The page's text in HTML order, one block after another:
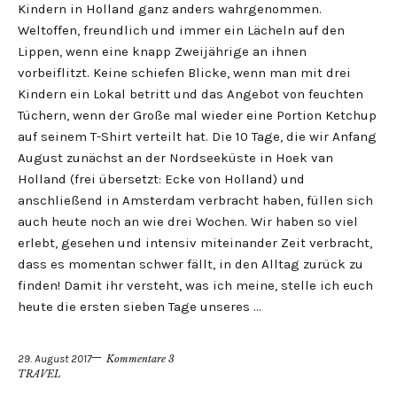
Kindern in Holland ganz anders wahrgenommen.
Weltoffen, freundlich und immer ein Lächeln auf den
Lippen, wenn eine knapp Zweijährige an ihnen
vorbeiflitzt. Keine schiefen Blicke, wenn man mit drei
Kindern ein Lokal betritt und das Angebot von feuchten
Tüchern, wenn der Große mal wieder eine Portion Ketchup
auf seinem T-Shirt verteilt hat. Die 10 Tage, die wir Anfang
August zunächst an der Nordseeküste in Hoek van
Holland (frei übersetzt: Ecke von Holland) und
anschließend in Amsterdam verbracht haben, füllen sich
auch heute noch an wie drei Wochen. Wir haben so viel
erlebt, gesehen und intensiv miteinander Zeit verbracht,
dass es momentan schwer fällt, in den Alltag zurück zu
finden! Damit ihr versteht, was ich meine, stelle ich euch
heute die ersten sieben Tage unseres …
29. August 2017
Kommentare 3
TRAVEL